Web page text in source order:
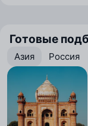
Готовые
Азия Россия